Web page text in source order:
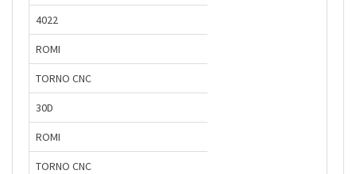
4022
ROMI
TORNO CNC
30D
ROMI
TORNO CNC